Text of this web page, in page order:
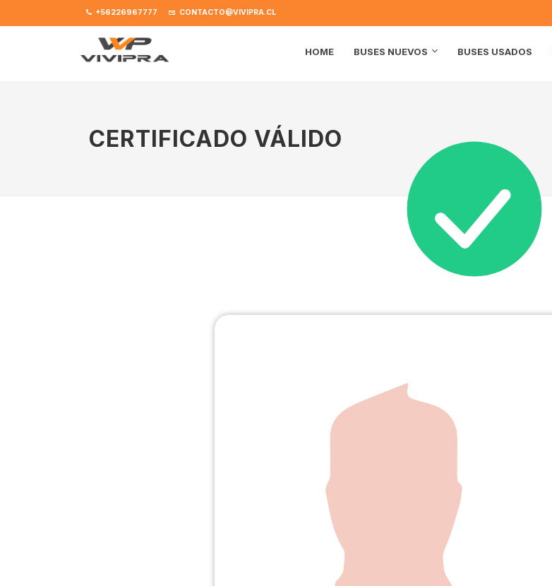
+56226967777 CONTACTO@VIVIPRA.CL
HOME BUSES NUEVOS BUSES USADOS
CERTIFICADO VÁLIDO